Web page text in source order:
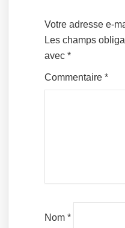
Votre adresse e-
Les champs
avec*
Commentaire*
Nom*